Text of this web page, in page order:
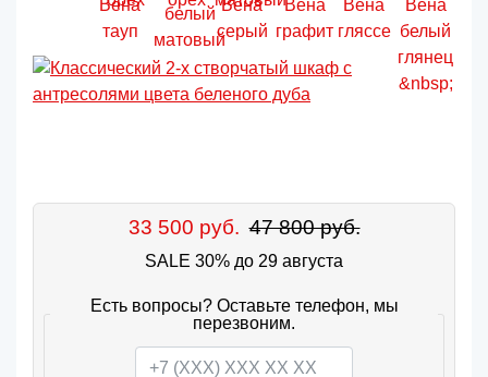
33 500 руб. 47 800 руб.
SALE 30% до 29 августа
Есть вопросы? Оставьте телефон, мы
перезвоним.